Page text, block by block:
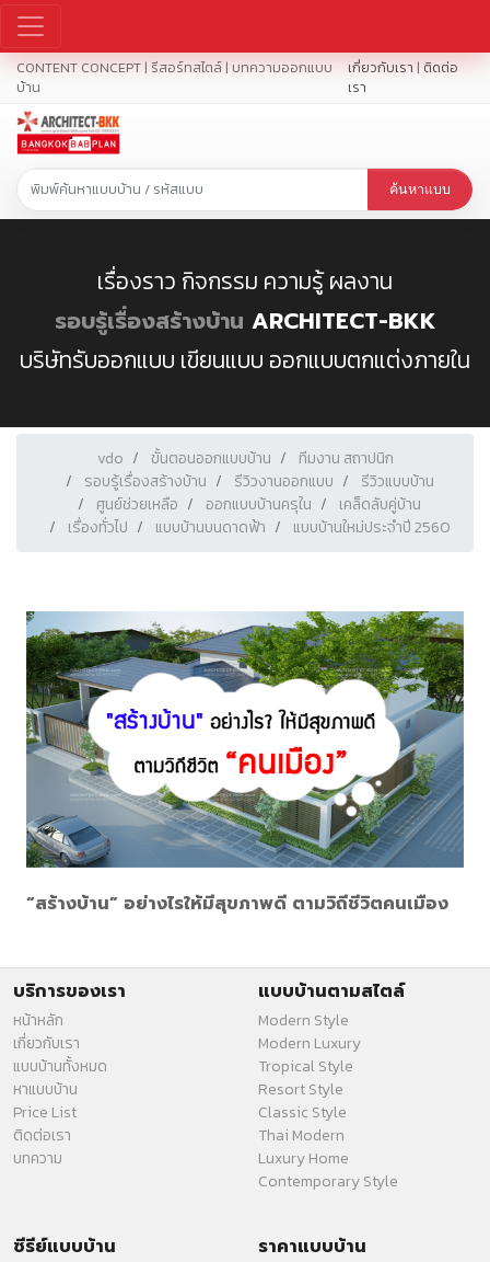
CONTENT CONCEPT | รีสอร์ทสไตล์ | บทความออกแบบ
บ้าน
เกี่ยวกับเรา | ติดต่อ
เรา
ค้นหาแบบ
เรื่องราว กิจกรรม ความรู้ ผลงาน
รอบรู้เรื่องสร้างบ้าน ARCHITECT-BKK
บริษัทรับออกแบบ เขียนแบบ ออกแบบตกแต่งภายใน
vdo ขั้นตอนออกแบบบ้าน
ทีมงาน สถาปนิก
รอบรู้เรื่องสร้างบ้าน
รีวิวงานออกแบบ
รีวิวแบบบ้าน
ศูนย์ช่วยเหลือ
ออกแบบบ้านครุใน
เคล็ดลับคู่บ้าน
เรื่องทั่วไป
แบบบ้านบนดาดฟ้า แบบบ้านใหม่ประจำปี 2560
“สร้างบ้าน” อย่างไรให้มีสุขภาพดี ตามวิถีชีวิตคนเมือง
บริการของเรา
หน้าหลัก
เกี่ยวกับเรา
แบบบ้านทั้งหมด
หาแบบบ้าน
Price List
ติดต่อเรา
บทความ
แบบบ้านตามสไตล์
Modern Style
Modern Luxury
Tropical Style
Resort Style
Classic Style
Thai Modern
Luxury Home
Contemporary Style
ซีรีย์แบบบ้าน ราคาแบบบ้าน